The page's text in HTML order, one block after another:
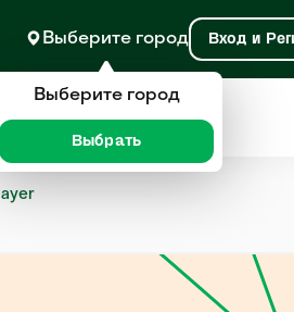
Выберите город Вход и
Выберите город
Выбрать